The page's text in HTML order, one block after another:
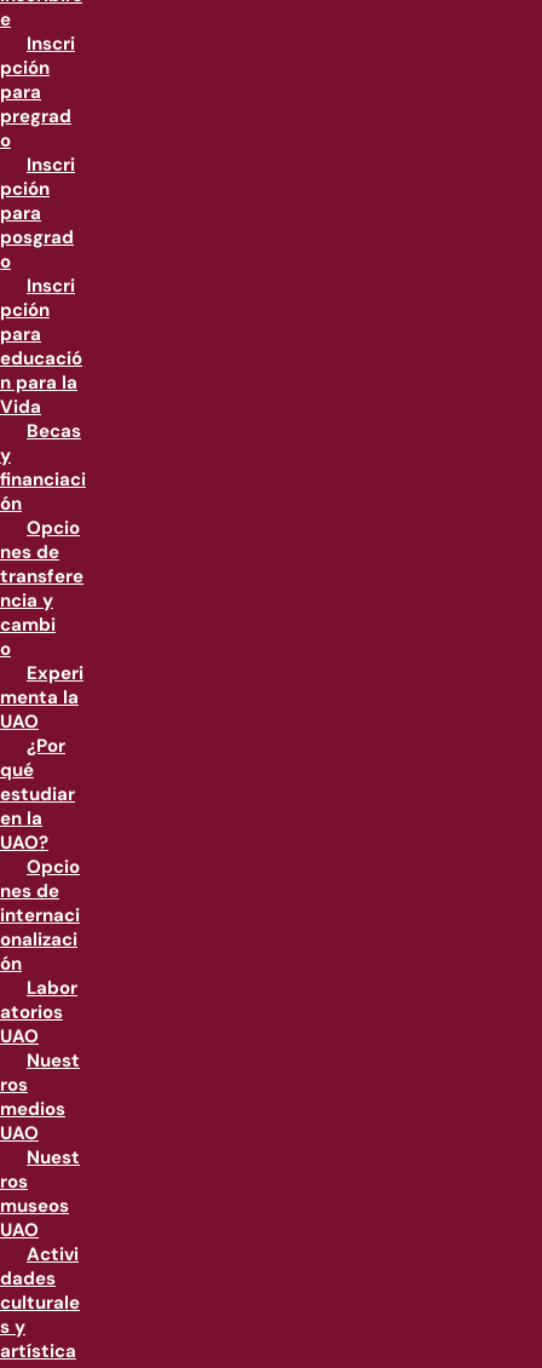
e
Inscri
pción
para
pregrad
o
Inscri
pción
para
posgrad
o
Inscri
pción
para
educació
n para la
Vida
Becas
y
financiaci
ón
Opcio
nes de
transfere
ncia y
cambi
o
Experi
menta la
UAO
¿Por
qué
estudiar
en la
UAO?
Opcio
nes de
internaci
onalizaci
ón
Labor
atorios
UAO
Nuest
ros
medios
UAO
Nuest
ros
museos
UAO
Activi
dades
culturale
s y
artística